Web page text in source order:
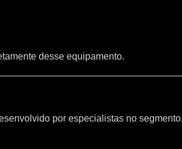
desse equipamento.
por especialistas no